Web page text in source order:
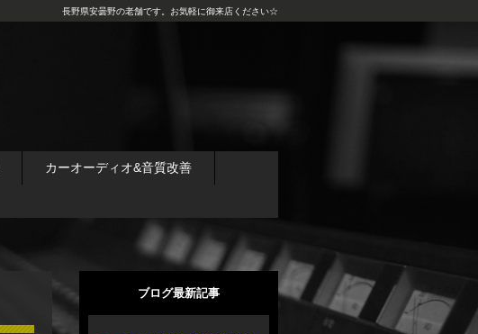
長野県安曇野の老舗です。お気軽に御来店ください☆
カーオーディオ&音質改善
ブログ最新記事